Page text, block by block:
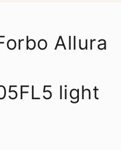
Allura
light